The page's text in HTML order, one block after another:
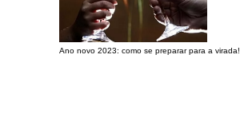
Ano novo 2023: como se preparar para a virada!